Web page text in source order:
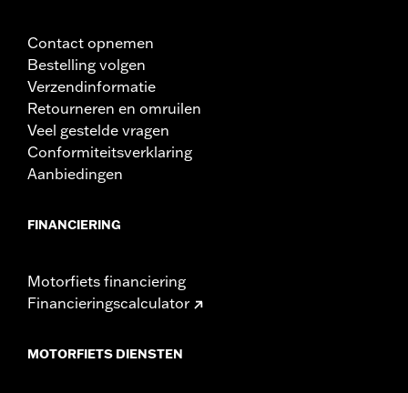
Contact opnemen
Bestelling volgen
Verzendinformatie
Retourneren en omruilen
Veel gestelde vragen
Conformiteitsverklaring
Aanbiedingen
FINANCIERING
Motorfiets financiering
Financieringscalculator
MOTORFIETS DIENSTEN